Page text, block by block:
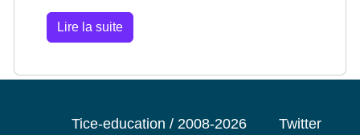
Lire la suite
Tice-education / 2008-2026 Twitter